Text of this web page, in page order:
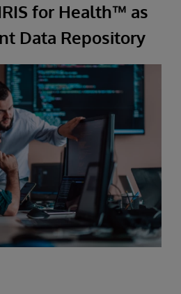
for Health™ as
Data Repository